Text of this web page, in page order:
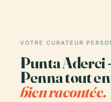
VOTRE CURATEUR
Punta Aderci
Penna tout
bien racontée.